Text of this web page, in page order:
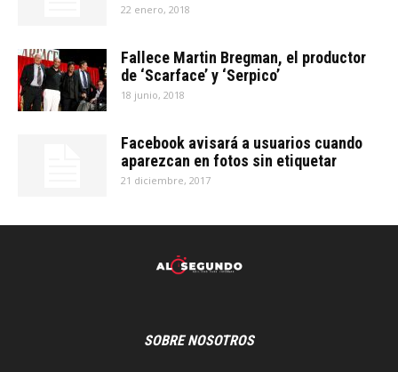
22 enero, 2018
Fallece Martin Bregman, el productor
de ‘Scarface’ y ‘Serpico’
18 junio, 2018
Facebook avisará a usuarios cuando
aparezcan en fotos sin etiquetar
21 diciembre, 2017
SOBRE NOSOTROS